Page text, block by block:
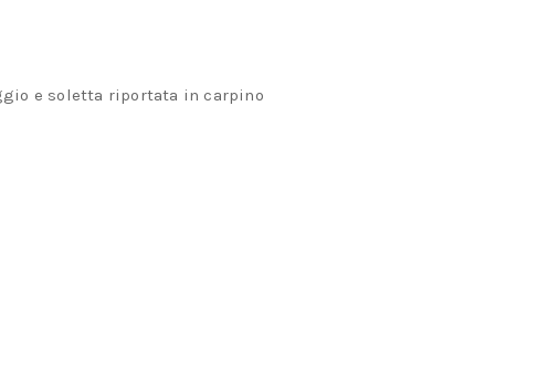
e soletta riportata in carpino